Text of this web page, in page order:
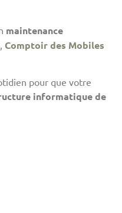
maintenance
Comptoir des Mobiles
pour que votre
informatique de